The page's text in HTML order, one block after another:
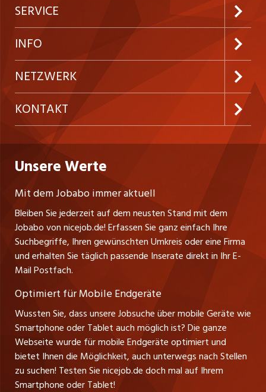
Jobabo abonnieren
Neue Stellen
Festanstellungen
Temporäre Jobs
Freelance Jobs
Praktika
Lehrstellen
Führungspositionen
Management / Kader-Jobs
SERVICE
Kundenlogin
Inserieren
Firmen
Personalvermittler
INFO
Preise und Leistungen
AGB
Datenschutzerklärung
Nutzungsbedingungen
Impressum
NETZWERK
ostjob.ch
westjob.at
jobzüri.ch
jobmittelland.ch
jobbern.ch
jobbasel.ch
zentraljob.ch
myjob.ch
schaffu.ch (VS)
ajourjob.ch
tagblatt.ch
KONTAKT
Niederlassung
Fa. nicejob.de
PR Medien GmbH
Lindauer Straße 16
D-88239 Wangen
Tel. +49 07522 795034
Thomas Reiner
Ansprechpartner
Unsere Werte
Mit dem Jobabo immer aktuell
Bleiben Sie jederzeit auf dem neusten Stand mit dem
Jobabo von nicejob.de! Erfassen Sie ganz einfach Ihre
Suchbegriffe, Ihren gewünschten Umkreis oder eine Firma
und erhalten Sie täglich passende Inserate direkt in Ihr E-
Mail Postfach.
Optimiert für Mobile Endgeräte
Wussten Sie, dass unsere Jobsuche über mobile Geräte wie
Smartphone oder Tablet auch möglich ist? Die ganze
Webseite wurde für mobile Endgeräte optimiert und
bietet Ihnen die Möglichkeit, auch unterwegs nach Stellen
zu suchen! Testen Sie nicejob.de doch mal auf Ihrem
Smartphone oder Tablet!